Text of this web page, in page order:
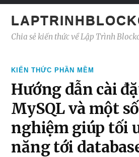
Chia sẻ kiến thức về Lập Trình
KIẾN THỨC PHẦN MỀM
Hướng dẫn cài
MySQL và một
nghiệm giúp tối
năng tới